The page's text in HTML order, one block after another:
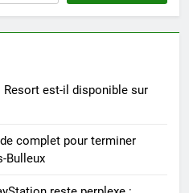
est-il disponible sur
complet pour terminer
Bulleux